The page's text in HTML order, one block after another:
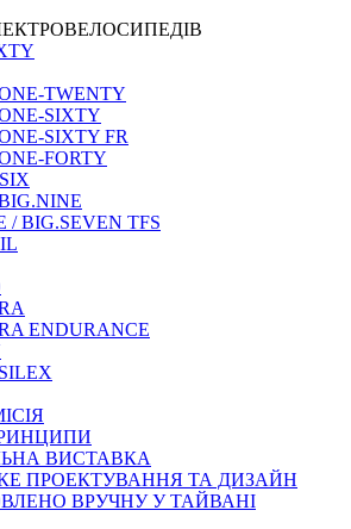
TWENTY
SIXTY
SIXTY FR
FORTY
/ BIG.SEVEN TFS
ENDURANCE
ВИСТАВКА
ПРОЕКТУВАННЯ ТА ДИЗАЙН
ВРУЧНУ У ТАЙВАНІ